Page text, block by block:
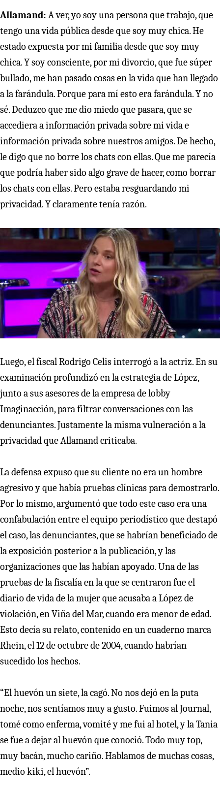
Allamand: A ver, yo soy una persona que trabajo, que
tengo una vida pública desde que soy muy chica. He
estado expuesta por mi familia desde que soy muy
chica. Y soy consciente, por mi divorcio, que fue súper
bullado, me han pasado cosas en la vida que han llegado
a la farándula. Porque para mí esto era farándula. Y no
sé. Deduzco que me dio miedo que pasara, que se
accediera a información privada sobre mi vida e
información privada sobre nuestros amigos. De hecho,
le digo que no borre los chats con ellas. Que me parecía
que podría haber sido algo grave de hacer, como borrar
los chats con ellas. Pero estaba resguardando mi
privacidad. Y claramente tenía razón.
Luego, el fiscal Rodrigo Celis interrogó a la actriz. En su
examinación profundizó en la estrategia de López,
junto a sus asesores de la empresa de lobby
Imaginacción, para filtrar conversaciones con las
denunciantes. Justamente la misma vulneración a la
privacidad que Allamand criticaba.
La defensa expuso que su cliente no era un hombre
agresivo y que había pruebas clínicas para demostrarlo.
Por lo mismo, argumentó que todo este caso era una
confabulación entre el equipo periodístico que destapó
el caso, las denunciantes, que se habrían beneficiado de
la exposición posterior a la publicación, y las
organizaciones que las habían apoyado. Una de las
pruebas de la fiscalía en la que se centraron fue el
diario de vida de la mujer que acusaba a López de
violación, en Viña del Mar, cuando era menor de edad.
Esto decía su relato, contenido en un cuaderno marca
Rhein, el 12 de octubre de 2004, cuando habrían
sucedido los hechos.
“El huevón un siete, la cagó. No nos dejó en la puta
noche, nos sentíamos muy a gusto. Fuimos al Journal,
tomé como enferma, vomité y me fui al hotel, y la Tania
se fue a dejar al huevón que conoció. Todo muy top,
muy bacán, mucho cariño. Hablamos de muchas cosas,
medio kiki, el huevón”.